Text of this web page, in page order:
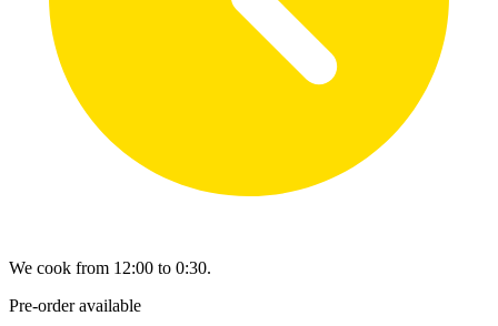
We cook from 12:00 to 0:30.
Pre-order available